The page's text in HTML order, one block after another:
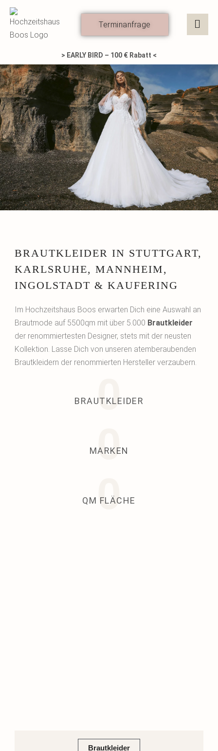
Zum
Inhalt
springen
Terminanfrage
> EARLY BIRD – 100 € Rabatt <
BRAUTKLEIDER IN STUTTGART,
KARLSRUHE, MANNHEIM,
INGOLSTADT & KAUFERING
Im Hochzeitshaus Boos erwarten Dich eine Auswahl an
Brautmode auf 5500qm mit über 5.000 Brautkleider
der renommiertesten Designer, stets mit der neusten
Kollektion. Lasse Dich von unseren atemberaubenden
Brautkleidern der renommierten Hersteller verzaubern.
0
BRAUTKLEIDER
0
MARKEN
0
QM FLÄCHE
Brautkleider